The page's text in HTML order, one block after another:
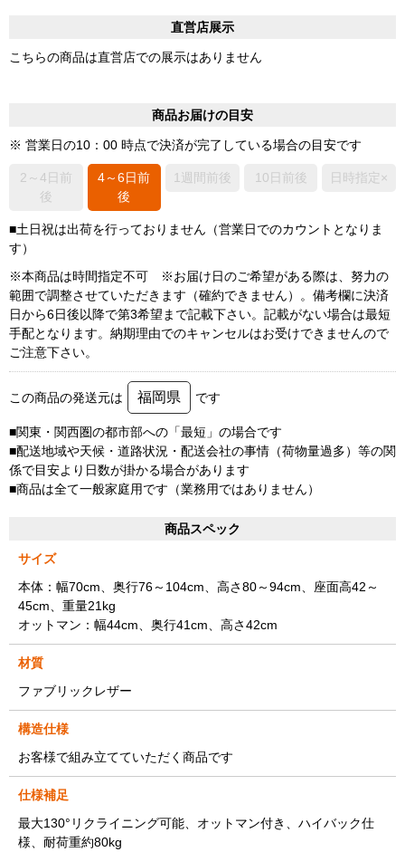
直営店展示
こちらの商品は直営店での展示はありません
商品お届けの目安
※ 営業日の10：00 時点で決済が完了している場合の目安です
2～4日前
後
4～6日前
後
1週間前後 10日前後 日時指定×
■土日祝は出荷を行っておりません（営業日でのカウントとなりま
す）
※本商品は時間指定不可 ※お届け日のご希望がある際は、努力の
範囲で調整させていただきます（確約できません）。備考欄に決済
日から6日後以降で第3希望まで記載下さい。記載がない場合は最短
手配となります。納期理由でのキャンセルはお受けできませんので
ご注意下さい。
この商品の発送元は 福岡県 です
■関東・関西圏の都市部への「最短」の場合です
■配送地域や天候・道路状況・配送会社の事情（荷物量過多）等の関
係で目安より日数が掛かる場合があります
■商品は全て一般家庭用です（業務用ではありません）
商品スペック
サイズ
本体：幅70cm、奥行76～104cm、高さ80～94cm、座面高42～
45cm、重量21kg
オットマン：幅44cm、奥行41cm、高さ42cm
材質
ファブリックレザー
構造仕様
お客様で組み立てていただく商品です
仕様補足
最大130°リクライニング可能、オットマン付き、ハイバック仕
様、耐荷重約80kg